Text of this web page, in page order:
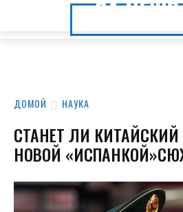
ДОМОЙ НАУКА
СТАНЕТ ЛИ
НОВОЙ